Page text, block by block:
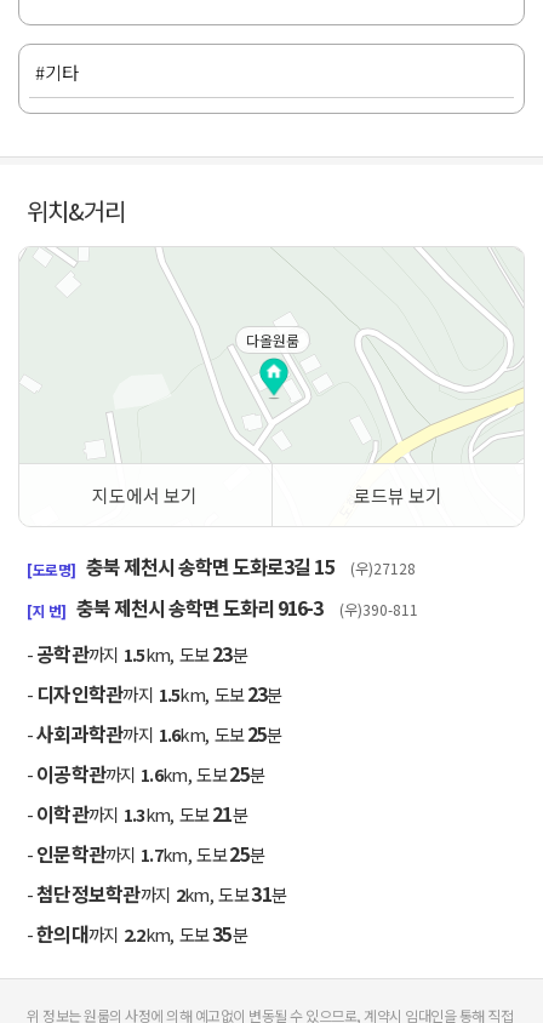
#기타
위치&거리
다올원룸
지도에서 보기 로드뷰 보기
[도로명] 충북 제천시 송학면 도화로3길 15 (우)27128
[지 번] 충북 제천시 송학면 도화리 916-3 (우)390-811
-공학관까지 1.5km, 도보23분
-디자인학관까지 1.5km, 도보23분
-사회과학관까지 1.6km, 도보25분
-이공학관까지 1.6km, 도보25분
-이학관까지 1.3km, 도보21분
-인문학관까지 1.7km, 도보25분
-첨단정보학관까지 2km, 도보31분
-한의대까지 2.2km, 도보35분
위 정보는 원룸의 사정에 의해 예고없이 변동될 수 있으므로, 계약시 임대인을 통해 직접